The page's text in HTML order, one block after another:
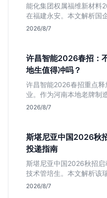
能化集团权属福维新材料
在福建永安。本文解析国
匹配度及工作地点限制，
2026/8/7
许昌智能2026春招：
地生值得冲吗？
许昌智能2026春招重点
业。作为河南本地老牌制
薪机会少。适合想在本地
2026/8/7
斯堪尼亚中国2026秋
投递指南
斯堪尼亚中国2026秋招启
技术管培生。本文解析该
真实职责及不限专业背后
2026/8/7